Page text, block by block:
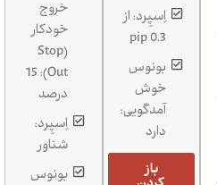
اِسپِرد: از
0.3 pip
بونوس
خوش
آمدگویی:
دارد
باز
خروج
خودکار
(Stop
Out): 15
درصد
اِسپِرد:
شناور
بونوس